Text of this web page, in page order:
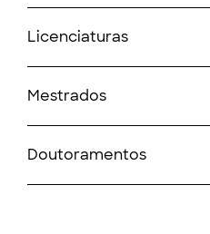
Licenciaturas
Mestrados
Doutoramentos